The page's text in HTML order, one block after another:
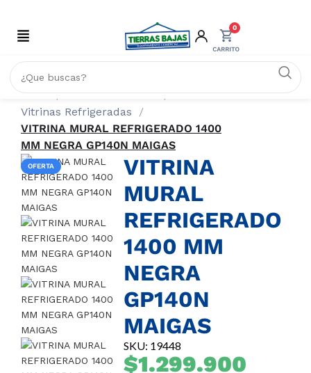
0
Inicio
REFRIGERACIÓN
Vitrinas Refrigeradas
VITRINA MURAL REFRIGERADO 1400
MM NEGRA GP140N MAIGAS
OFERTA
VITRINA
MURAL
REFRIGERADO
1400 MM
NEGRA
GP140N
MAIGAS
SKU: 19448
$1.299.900